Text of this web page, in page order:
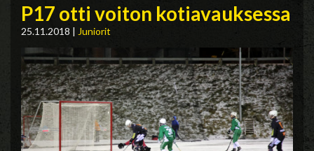
P17 otti voiton kotiavauksessa
25.11.2018 | Juniorit